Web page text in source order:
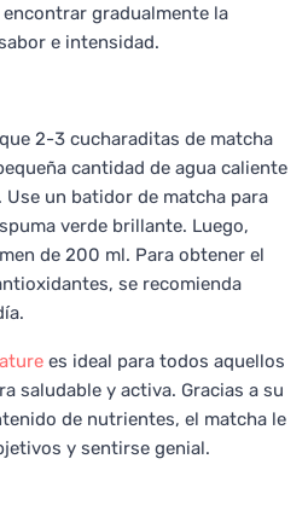
gradualmente la
e intensidad.
2-3 cucharaditas de matcha
cantidad de agua caliente
Use un batidor de matcha para
verde brillante. Luego,
de 200 ml. Para obtener el
se recomienda
es ideal para todos aquellos
saludable y activa. Gracias a su
de nutrientes, el matcha le
y sentirse genial.